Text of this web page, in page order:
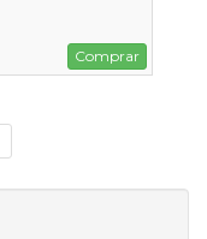
Comprar